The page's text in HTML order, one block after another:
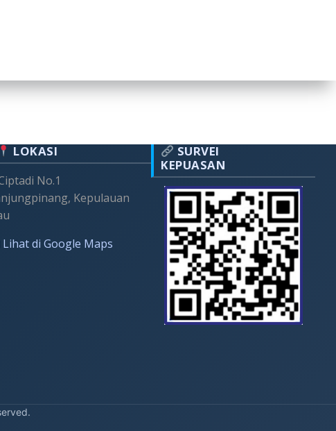
LOKASI
No.1
Kepulauan
Lihat di Google Maps
SURVEI
KEPUASAN